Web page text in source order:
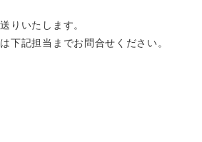
りいたします。
下記担当までお問合せください。